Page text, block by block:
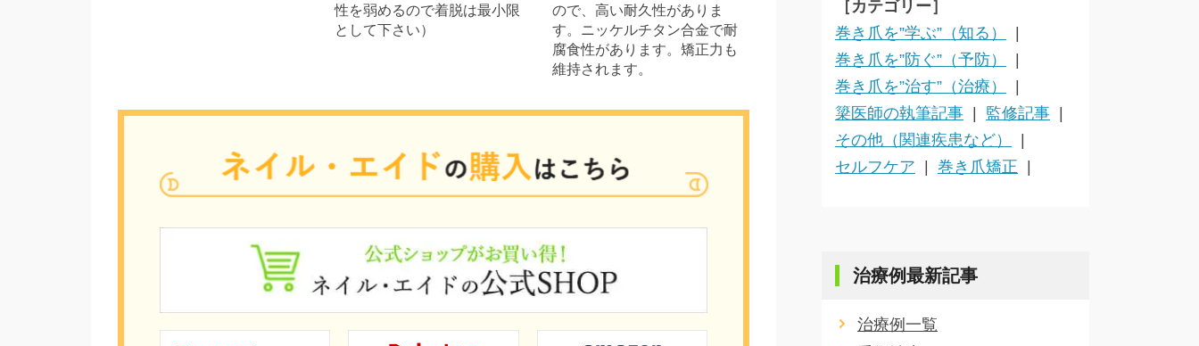
性を弱めるので着脱は最小限
として下さい）
ので、高い耐久性がありま
す。ニッケルチタン合金で耐
腐食性があります。矯正力も
維持されます。
［カテゴリー］
巻き爪を”学ぶ”（知る）
巻き爪を”防ぐ”（予防）
巻き爪を”治す”（治療）
簗医師の執筆記事
監修記事
その他（関連疾患など）
セルフケア
巻き爪矯正
治療例最新記事
治療例一覧